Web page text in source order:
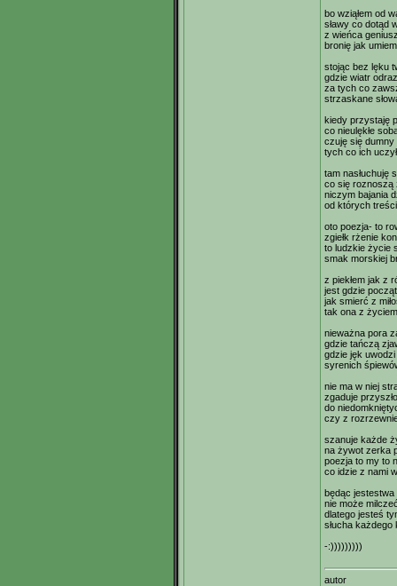
bo wziąłem od
sławy co dotąd
z wieńca
bronię jak
stojąc bez lęku
gdzie wiatr
za tych co
strzaskane
kiedy przystaję
co nieulękłe
czuję się
tych co ich
tam nasłuchuję
co się roznoszą
niczym bajania
od których
oto poezja- to
zgiełk rżenie
to ludzkie życie
smak morskiej
z piekłem jak z
jest gdzie
jak smierć z
tak ona z
nieważna pora
gdzie tańczą
gdzie jęk
syrenich
nie ma w niej
zgaduje
do
czy z
szanuje każde
na żywot zerka
poezja to my to
co idzie z nami
będąc jestestwa
nie może
dlatego jesteś
słucha każdego
-:)))))))))
autor